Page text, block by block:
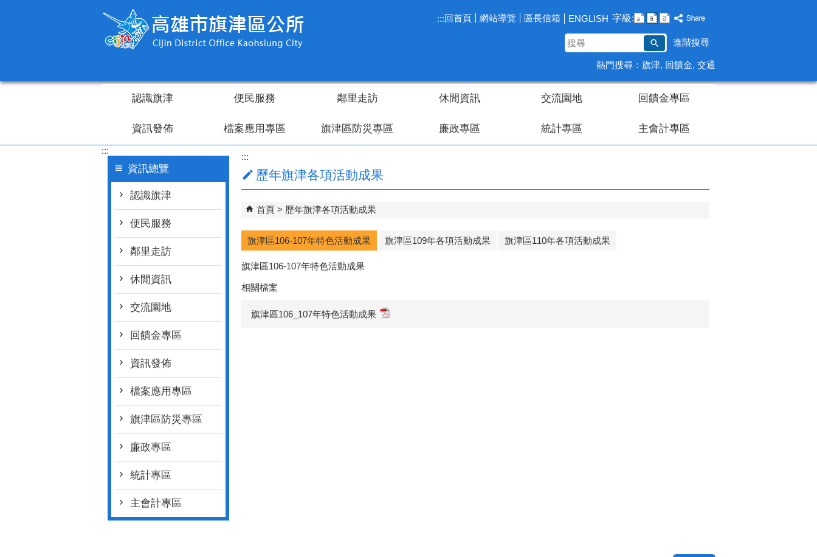
:::回首頁 網站導覽 區長信箱 ENGLISH 字級:
搜
尋
進階搜尋
熱門搜尋： 旗津 回饋金 交通
認識旗津 便民服務 鄰里走訪 休閒資訊 交流園地 回饋金專區
資訊發佈 檔案應用專區 旗津區防災專區 廉政專區 統計專區 主會計專區
:::
資訊總覽
認識旗津
便民服務
鄰里走訪
休閒資訊
交流園地
回饋金專區
資訊發佈
檔案應用專區
旗津區防災專區
廉政專區
統計專區
主會計專區
:::
歷年旗津各項活動成果
首頁 歷年旗津各項活動成果
旗津區106-107年特色活動成果 旗津區109年各項活動成果 旗津區110年各項活動成果
旗津區106-107年特色活動成果
相關檔案
旗津區106_107年特色活動成果